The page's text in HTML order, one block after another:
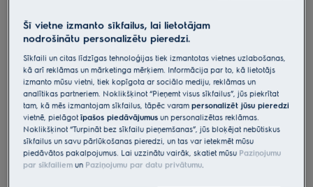
800.sērija „Renew“ gludeklis ar
metāla virsmu
4.9 (9)
Priekšrocības
Digitālais tvaika gludeklis piedāvā pielāgotas programmas īpaši
smalku audumu gludināšanai.
PrecisionCare™ tehnoloģija visu paveiks nevainojami.
Ūdensnecaurlaidīgs āra apģērbs kļūst kā jauns.
Šī vietne izmanto sīkfailus, lai lietotājam
nodrošinātu personalizētu pieredzi.
Sīkfaili un citas līdzīgas tehnoloģijas tiek izmantotas vietnes uzlabošanas,
kā arī reklāmas un mārketinga mērķiem. Informācija par to, kā lietotājs
izmanto mūsu vietni, tiek kopīgota ar sociālo mediju, reklāmas un
analītikas partneriem. Noklikšķinot “Pieņemt visus sīkfailus”, jūs piekrītat
tam, kā mēs izmantojam sīkfailus, tāpēc varampersonalizēt jūsu pieredzi
vietnē, pielāgotīpašos piedāvājumus un personalizētas reklāmas.
Noklikšķinot “Turpināt bez sīkfailu pieņemšanas”, jūs bloķējat nebūtiskus
sīkfailus un savu pārlūkošanas pieredzi, un tas var ietekmēt mūsu
piedāvātos pakalpojumus. Lai uzzinātu vairāk, skatiet mūsu Paziņojumu
par sīkfailiem un Paziņojumu par datu privātumu.